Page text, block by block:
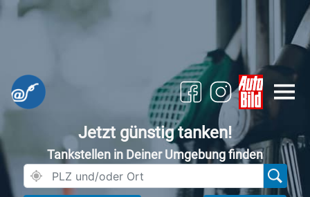
Jetzt günstig tanken!
Tankstellen in Deiner Umgebung finden